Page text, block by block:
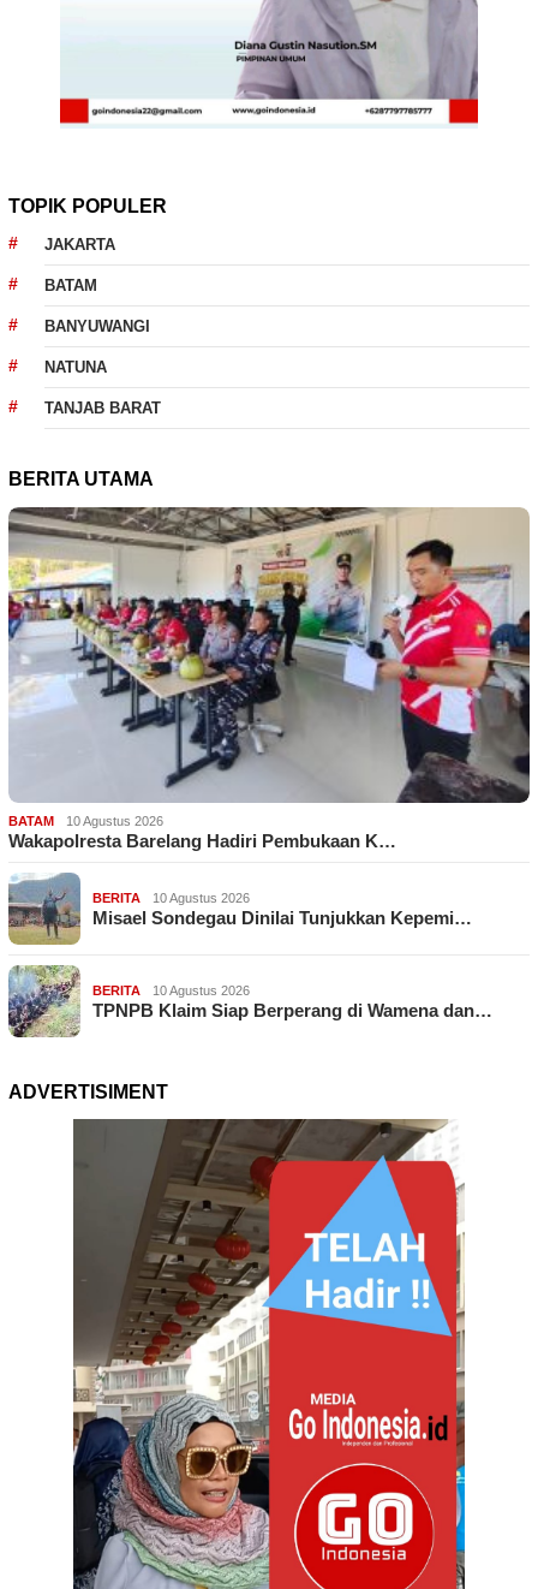
TOPIK POPULER
JAKARTA
BATAM
BANYUWANGI
NATUNA
TANJAB BARAT
BERITA UTAMA
BATAM 10 Agustus 2026
Wakapolresta Barelang Hadiri Pembukaan K…
BERITA 10 Agustus 2026
Misael Sondegau Dinilai Tunjukkan Kepemi…
BERITA 10 Agustus 2026
TPNPB Klaim Siap Berperang di Wamena dan…
ADVERTISIMENT